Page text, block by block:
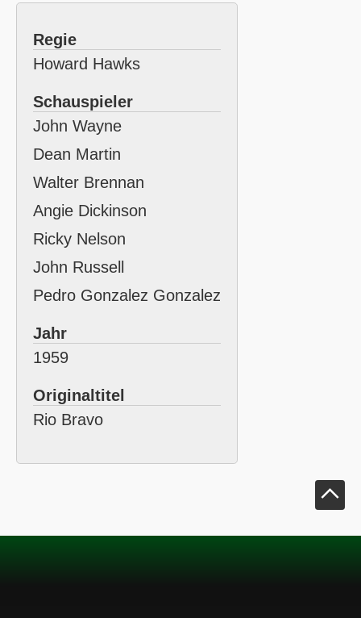
Regie
Howard Hawks
Schauspieler
John Wayne
Dean Martin
Walter Brennan
Angie Dickinson
Ricky Nelson
John Russell
Pedro Gonzalez Gonzalez
Jahr
1959
Originaltitel
Rio Bravo
Klick